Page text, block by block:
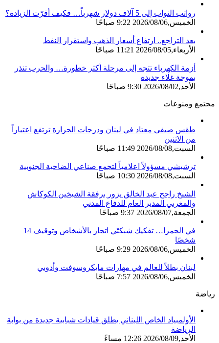
رواتب النواب إلى 5 آلاف دولار شهرياً… فكيف أقرّت الزيادة؟
الخميس,2026/08/06 9:22 صباحًا
بعد التراجع.. ارتفاع أسعار الذهب واستقرار النفط
الأربعاء,2026/08/05 11:21 صباحًا
أزمة الكهرباء تتجه إلى مرحلة أكثر خطورة… والحرب تنذر
بموجة غلاء جديدة
الأحد,2026/08/02 9:30 صباحًا
مجتمع ومنوعات
طقس صيفي معتاد في لبنان ودرجات الحرارة ترتفع اعتباراً
من الاثنين
السبت,2026/08/08 11:49 صباحًا
ترشيشي مسؤولاً اعلامياً لتجمع صناعي الضاحية الجنوبية
السبت,2026/08/08 10:30 صباحًا
الشيخ راجح عبد الخالق يزور برفقة الشيخين الكوكاش
والمغربي المدير العام للدفاع المدني
الجمعة,2026/08/07 9:37 صباحًا
في الحمرا… تفكيك شبكتَي اتجار بالأشخاص وتوقيف 14
شخصًا
الخميس,2026/08/06 9:29 صباحًا
لبنان بطلاً للعالم في مهارات مايكروسوفت وأدوبي
الخميس,2026/08/06 7:57 صباحًا
رياضة
الأولمبياد الخاص اللبناني يطلق قيادات شبابية جديدة من بوابة
الرياضة
الأحد,2026/08/09 12:26 مساءً